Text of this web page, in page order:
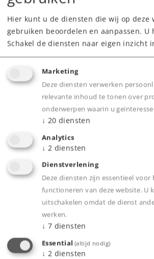
Product
Productinfo
Bijbehorende
Hier kunt u de diensten die wij op deze
gebruiken beoordelen en aanpassen. U
Schakel de diensten naar eigen inzicht
Marketing
Deze diensten verwerken
relevante inhoud te tonen over
onderwerpen waarin u
↓ 20 diensten
Analytics
↓ 2 diensten
Dienstverlening
Deze diensten zijn essentieel voor
functioneren van deze website. U
uitschakelen omdat de dienst
werken.
↓ 7 diensten
Essential (altijd nodig)
↓ 2 diensten